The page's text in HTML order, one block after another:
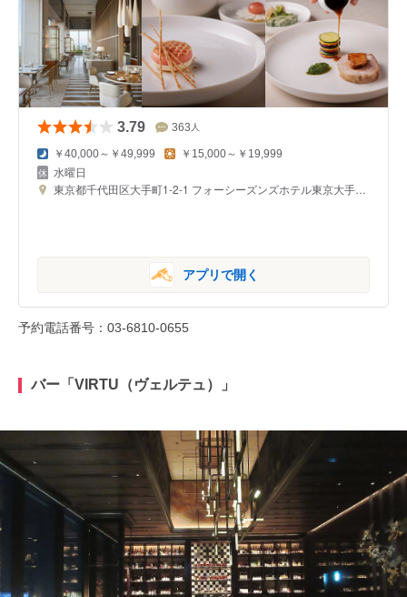
3.79 363 人
￥40,000～￥49,999 ￥15,000～￥19,999
水曜日
東京都千代田区大手町1-2-1 フォーシーズンズホテル東京大手町 39F
アプリで開く
予約電話番号：03-6810-0655
バー「VIRTU（ヴェルテュ）」